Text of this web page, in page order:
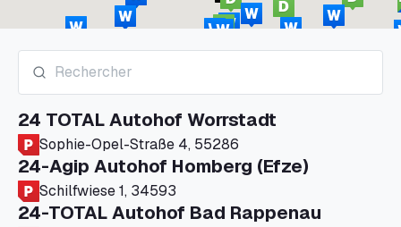
24 TOTAL Autohof Worrstadt
Sophie-Opel-Straße 4, 55286
24-Agip Autohof Homberg (Efze)
Schilfwiese 1, 34593
24-TOTAL Autohof Bad Rappenau